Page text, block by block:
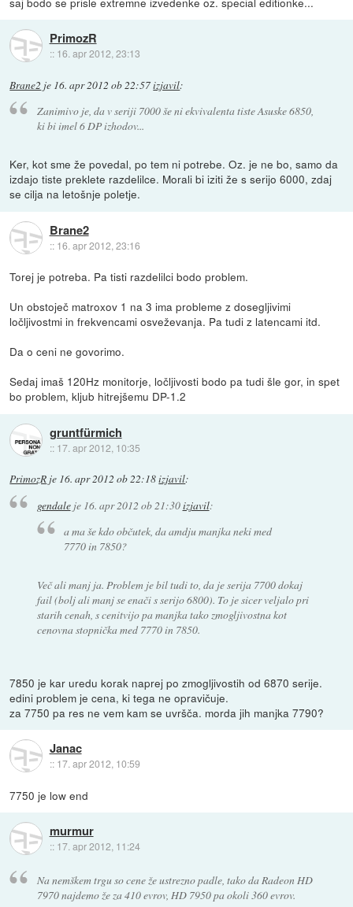
PrimozR
:: 16. apr 2012, 23:13
Brane2 je 16. apr 2012 ob 22:57izjavil:
Zanimivo je, da v seriji 7000 še ni ekvivalenta tiste Asuske 6850,
ki bi imel 6 DP izhodov...
Ker, kot sme že povedal, po tem ni potrebe. Oz. je ne bo, samo da
izdajo tiste preklete razdelilce. Morali bi iziti že s serijo 6000, zdaj
se cilja na letošnje poletje.
Brane2
:: 16. apr 2012, 23:16
Torej je potreba. Pa tisti razdelilci bodo problem.
Un obstoječ matroxov 1 na 3 ima probleme z dosegljivimi
ločljivostmi in frekvencami osveževanja. Pa tudi z latencami itd.
Da o ceni ne govorimo.
Sedaj imaš 120Hz monitorje, ločljivosti bodo pa tudi šle gor, in spet
bo problem, kljub hitrejšemu DP-1.2
gruntfürmich
:: 17. apr 2012, 10:35
PrimozR je 16. apr 2012 ob 22:18izjavil:
gendaleje 16. apr 2012 ob 21:30izjavil:
a ma še kdo občutek, da amdju manjka neki med
7770 in 7850?
Več ali manj ja. Problem je bil tudi to, da je serija 7700 dokaj
fail (bolj ali manj se enači s serijo 6800). To je sicer veljalo pri
starih cenah, s cenitvijo pa manjka tako zmogljivostna kot
cenovna stopnička med 7770 in 7850.
7850 je kar uredu korak naprej po zmogljivostih od 6870 serije.
edini problem je cena, ki tega ne opravičuje.
za 7750 pa res ne vem kam se uvršča. morda jih manjka 7790?
Janac
:: 17. apr 2012, 10:59
7750 je low end
murmur
:: 17. apr 2012, 11:24
Na nemškem trgu so cene že ustrezno padle, tako da Radeon HD
7970 najdemo že za 410 evrov, HD 7950 pa okoli 360 evrov.